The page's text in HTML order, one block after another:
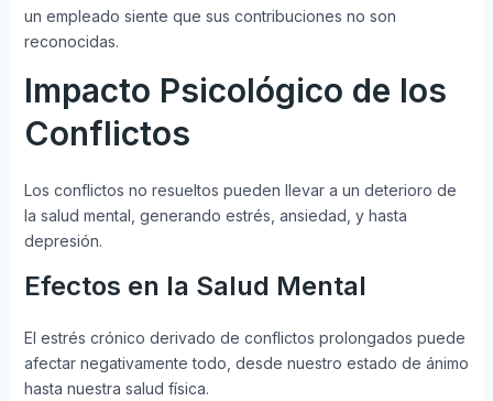
un empleado siente que sus contribuciones no son
reconocidas.
Impacto Psicológico de los
Conflictos
Los conflictos no resueltos pueden llevar a un deterioro de
la salud mental, generando estrés, ansiedad, y hasta
depresión.
Efectos en la Salud Mental
El estrés crónico derivado de conflictos prolongados puede
afectar negativamente todo, desde nuestro estado de ánimo
hasta nuestra salud física.